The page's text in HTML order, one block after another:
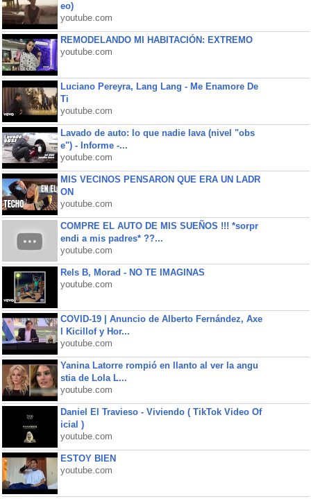
eo)
youtube.com
REMODELANDO MI HABITACIÓN: EXTREMO
youtube.com
Luciano Pereyra, Lang Lang - Me Enamore De
Ti
youtube.com
Lavado de auto: lo que nadie lava (nivel "obs
e") - Informe -...
youtube.com
MIS VECINOS PENSARON QUE ERA UN LADR
ON
youtube.com
COMPRE EL AUTO DE MIS SUEÑOS !!! *sorpr
endi a mis padres* ??...
youtube.com
Rels B, Morad - NO TE IMAGINAS
youtube.com
COVID-19 | Anuncio de Alberto Fernández, Axe
l Kicillof y Hor...
youtube.com
Yanina Latorre rompió en llanto al ver la angu
stia de Lola L...
youtube.com
Daniel El Travieso - Viviendo ( TikTok Video Of
icial )
youtube.com
ESTOY BIEN
youtube.com